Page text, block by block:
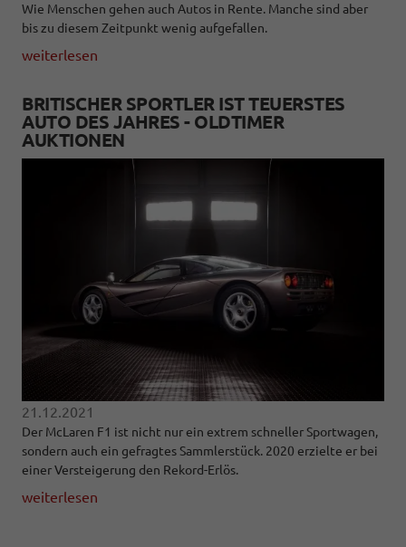
Wie Menschen gehen auch Autos in Rente. Manche sind aber
bis zu diesem Zeitpunkt wenig aufgefallen.
weiterlesen
BRITISCHER SPORTLER IST TEUERSTES
AUTO DES JAHRES - OLDTIMER
AUKTIONEN
21.12.2021
Der McLaren F1 ist nicht nur ein extrem schneller Sportwagen,
sondern auch ein gefragtes Sammlerstück. 2020 erzielte er bei
einer Versteigerung den Rekord-Erlös.
weiterlesen